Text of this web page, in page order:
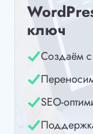
ключ
Создаём
SEO-